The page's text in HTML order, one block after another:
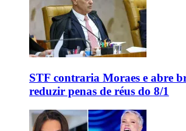
STF contraria Moraes e abre
reduzir penas de réus do 8/1